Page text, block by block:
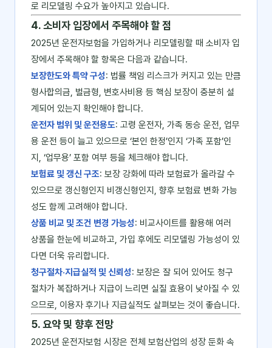
로 리모델링 수요가 높아지고 있습니다.
4. 소비자 입장에서 주목해야 할 점
2025년 운전자보험을 가입하거나 리모델링할 때 소비자 입
장에서 주목해야 할 항목은 다음과 같습니다.
보장한도와 특약 구성: 법률 책임 리스크가 커지고 있는 만큼
형사합의금, 벌금형, 변호사비용 등 핵심 보장이 충분히 설
계되어 있는지 확인해야 합니다.
운전자 범위 및 운전용도: 고령 운전자, 가족 동승 운전, 업무
용 운전 등이 늘고 있으므로 ‘본인 한정’인지 ‘가족 포함’인
지, ‘업무용’ 포함 여부 등을 체크해야 합니다.
보험료 및 갱신 구조: 보장 강화에 따라 보험료가 올라갈 수
있으므로 갱신형인지 비갱신형인지, 향후 보험료 변화 가능
성도 함께 고려해야 합니다.
상품 비교 및 조건 변경 가능성: 비교사이트를 활용해 여러
상품을 한눈에 비교하고, 가입 후에도 리모델링 가능성이 있
다면 더욱 유리합니다.
청구절차·지급실적 및 신뢰성: 보장은 잘 되어 있어도 청구
절차가 복잡하거나 지급이 느리면 실질 효용이 낮아질 수 있
으므로, 이용자 후기나 지급실적도 살펴보는 것이 좋습니다.
5. 요약 및 향후 전망
2025년 운전자보험 시장은 전체 보험산업의 성장 둔화 속